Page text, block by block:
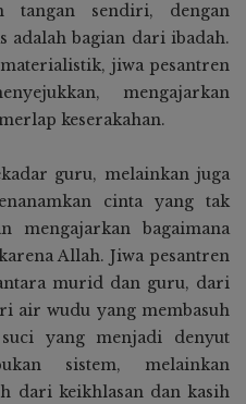
tangan sendiri, dengan
adalah bagian dari ibadah.
jiwa pesantren
mengajarkan
keserakahan.
guru, melainkan juga
cinta yang tak
mengajarkan bagaimana
Allah. Jiwa pesantren
murid dan guru, dari
air wudu yang membasuh
yang menjadi denyut
sistem, melainkan
dari keikhlasan dan kasih